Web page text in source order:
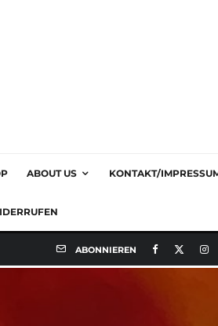
ABOUT US KONTAKT/
ABONNIEREN